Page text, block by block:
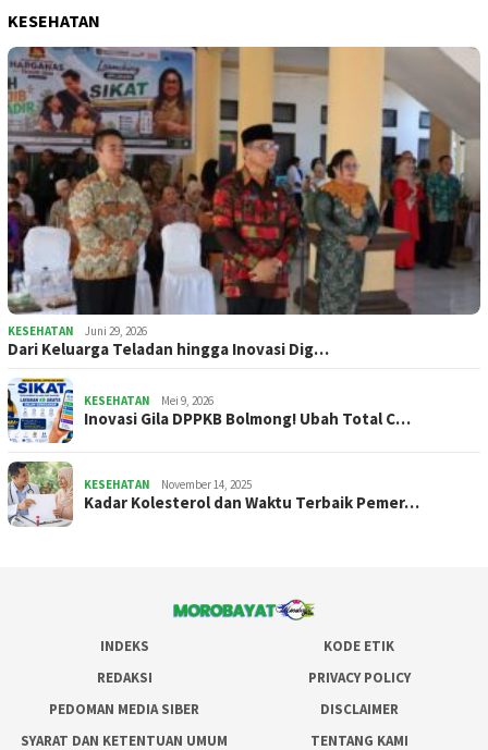
KESEHATAN
KESEHATAN Juni 29, 2026
Dari Keluarga Teladan hingga Inovasi Dig…
KESEHATAN Mei 9, 2026
Inovasi Gila DPPKB Bolmong! Ubah Total C…
KESEHATAN November 14, 2025
Kadar Kolesterol dan Waktu Terbaik Pemer…
INDEKS
KODE ETIK
REDAKSI
PRIVACY POLICY
PEDOMAN MEDIA SIBER
DISCLAIMER
SYARAT DAN KETENTUAN UMUM
TENTANG KAMI